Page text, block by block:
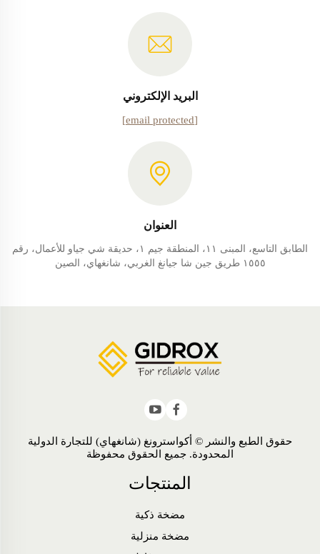
البريد الإلكتروني
[email protected]
العنوان
الطابق التاسع، المبنى ١١، المنطقة جيم ١، حديقة شي جياو للأعمال، رقم
١٥٥٥ طريق جين شا جيانغ الغربي، شانغهاي، الصين
حقوق الطبع والنشر © أكواسترونغ (شانغهاي) للتجارة الدولية
المحدودة. جميع الحقوق محفوظة
المنتجات
مضخة ذكية
مضخة منزلية